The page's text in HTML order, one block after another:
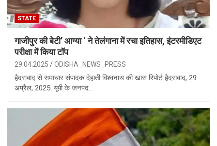
STATE
गाजीपुर की बेटी’ आग्या ‘ ने तेलंगाना में रचा इतिहास, इंटरमीडिएट
परीक्षा में किया टॉप
29.04.2025 ODISHA_NEWS_PRESS
हैदराबाद से समाचार संपादक देहाती विश्वनाथ की खास रिपोर्ट हैदराबाद, 29
अप्रैल, 2025. यूपी के जनपद…